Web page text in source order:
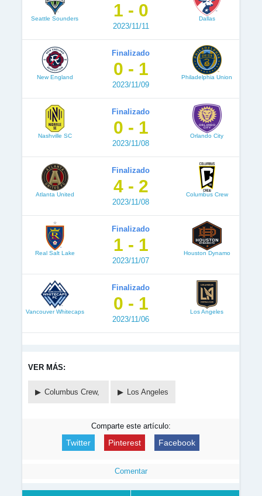
Seattle Sounders 1 - 0
2023/11/11
Dallas
New England
Finalizado
0 - 1
2023/11/09
Philadelphia Union
Nashville SC
Finalizado
0 - 1
2023/11/08
Orlando City
Atlanta United
Finalizado
4 - 2
2023/11/08
Columbus Crew
Real Salt Lake
Finalizado
1 - 1
2023/11/07
Houston Dynamo
Vancouver Whitecaps
Finalizado
0 - 1
2023/11/06
Los Angeles
VER MÁS:
Columbus Crew, Los Angeles
Comparte este artículo:
Twitter Pinterest Facebook
Comentar